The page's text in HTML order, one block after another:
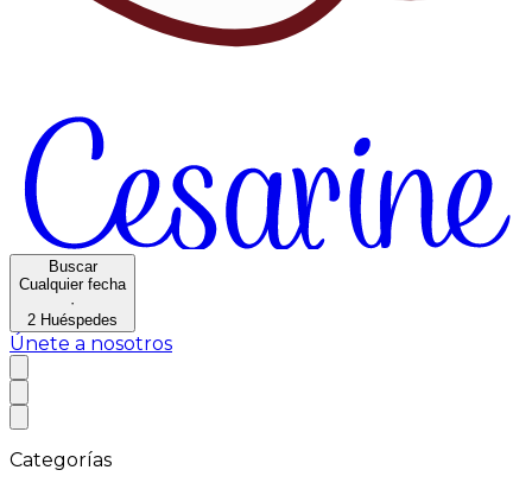
Buscar
Cualquier fecha
·
2 Huéspedes
Únete a nosotros
Categorías